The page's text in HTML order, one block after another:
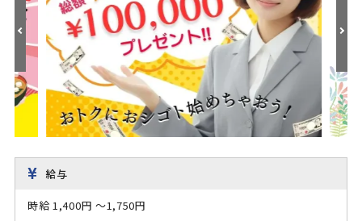
給与
時給 1,400円 ～1,750円